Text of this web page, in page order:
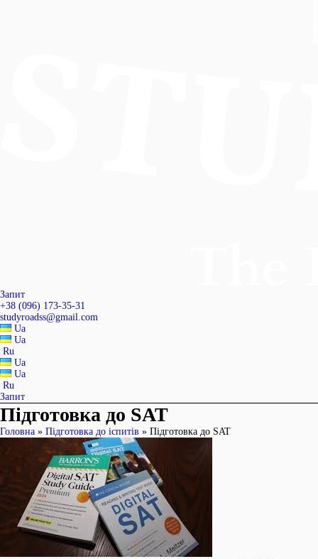
Запит
+38 (096) 173-35-31
studyroadss@gmail.com
Ua
Ua
Ru
Ua
Ua
Ru
Запит
Підготовка до SAT
Головна » Підготовка до іспитів » Підготовка до SAT